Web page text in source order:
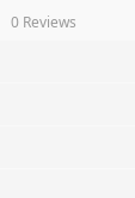
0 Reviews